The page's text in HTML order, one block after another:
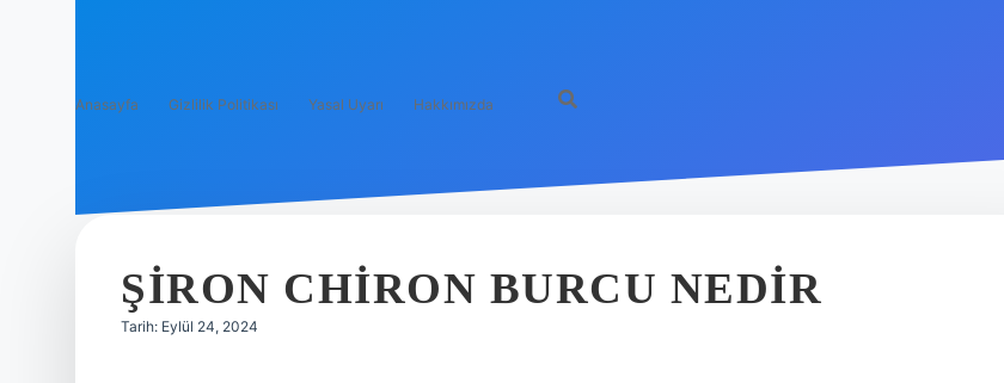
Anasayfa Gizlilik Politikası Yasal Uyarı Hakkımızda
ŞIRON CHIRON BURCU NEDIR
Tarih: Eylül 24, 2024